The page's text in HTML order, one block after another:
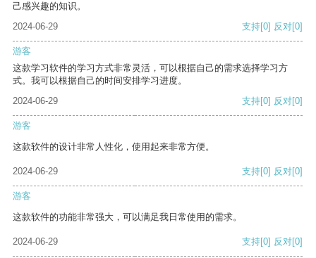
己感兴趣的知识。
2024-06-29
支持[0] 反对[0]
游客
这款学习软件的学习方式非常灵活，可以根据自己的需求选择学习方
式。我可以根据自己的时间安排学习进度。
2024-06-29
支持[0] 反对[0]
游客
这款软件的设计非常人性化，使用起来非常方便。
2024-06-29 支持[0] 反对[0]
游客
这款软件的功能非常强大，可以满足我日常使用的需求。
2024-06-29 支持[0] 反对[0]